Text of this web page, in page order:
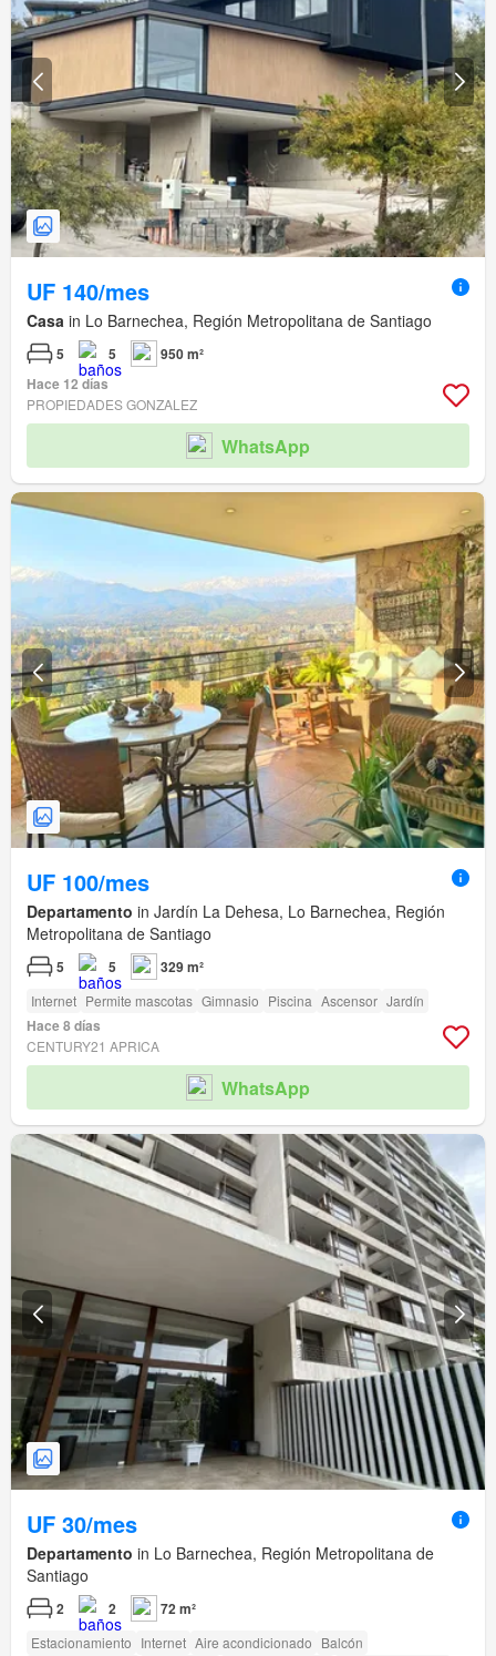
UF 140/mes
Casa in Lo Barnechea, Región Metropolitana de Santiago
5 5
950 m²
Hace 12 días
PROPIEDADES GONZALEZ
WhatsApp
UF 100/mes
Departamento in Jardín La Dehesa, Lo Barnechea, Región
Metropolitana de Santiago
5 5 329 m²
Internet Permite mascotas Gimnasio Piscina Ascensor Jardín
Hace 8 días
CENTURY21 APRICA
WhatsApp
UF 30/mes
Departamento in Lo Barnechea, Región Metropolitana de
Santiago
2 2 72 m²
Estacionamiento Internet Aire acondicionado Balcón